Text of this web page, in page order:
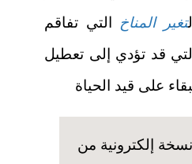
تغير المناخ التي تفاقم
قد تؤدي إلى تعطيل
على قيد الحياة
إلكترونية من